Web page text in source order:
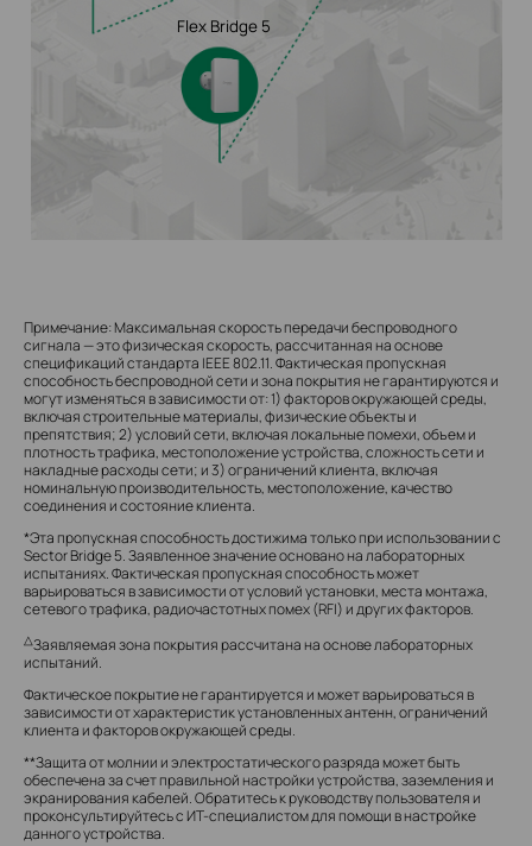
Flex Bridge 5
Примечание: Максимальная скорость передачи беспроводного
сигнала — это физическая скорость, рассчитанная на основе
спецификаций стандарта IEEE 802.11. Фактическая пропускная
способность беспроводной сети и зона покрытия не гарантируются и
могут изменяться в зависимости от: 1) факторов окружающей среды,
включая строительные материалы, физические объекты и
препятствия; 2) условий сети, включая локальные помехи, объем и
плотность трафика, местоположение устройства, сложность сети и
накладные расходы сети; и 3) ограничений клиента, включая
номинальную производительность, местоположение, качество
соединения и состояние клиента.
*Эта пропускная способность достижима только при использовании с
Sector Bridge 5. Заявленное значение основано на лабораторных
испытаниях. Фактическая пропускная способность может
варьироваться в зависимости от условий установки, места монтажа,
сетевого трафика, радиочастотных помех (RFI) и других факторов.
△Заявляемая зона покрытия рассчитана на основе лабораторных
испытаний.
Фактическое покрытие не гарантируется и может варьироваться в
зависимости от характеристик установленных антенн, ограничений
клиента и факторов окружающей среды.
**Защита от молнии и электростатического разряда может быть
обеспечена за счет правильной настройки устройства, заземления и
экранирования кабелей. Обратитесь к руководству пользователя и
проконсультируйтесь с ИТ-специалистом для помощи в настройке
данного устройства.